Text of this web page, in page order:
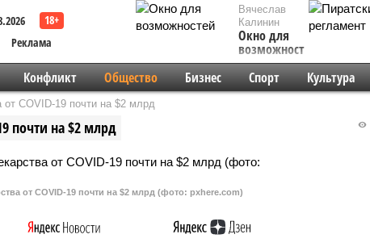
Реклама
Вячеслав
Калинин
Окно для
возможностей
Конфликт Общество Бизнес Спорт Культура
от COVID-19 почти на $2 млрд
почти на $2 млрд
от COVID-19 почти на $2 млрд (фото: pxhere.com)